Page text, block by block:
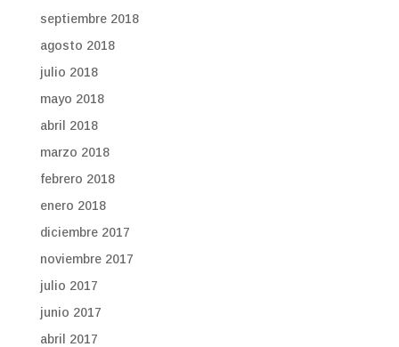
septiembre 2018
agosto 2018
julio 2018
mayo 2018
abril 2018
marzo 2018
febrero 2018
enero 2018
diciembre 2017
noviembre 2017
julio 2017
junio 2017
abril 2017